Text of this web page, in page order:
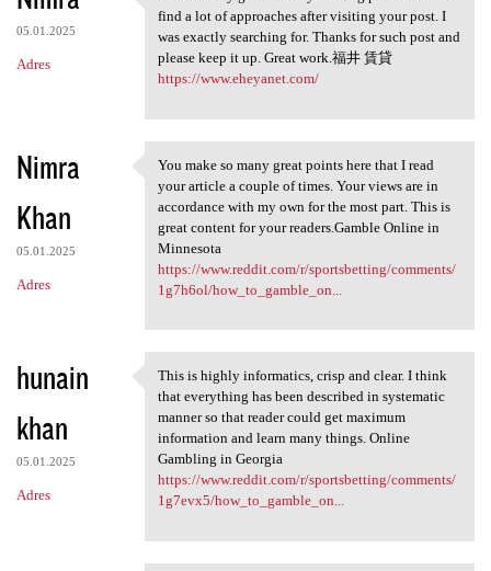
05.01.2025
Adres
We are really grateful for
find a lot of approaches after visiting your post. I
was exactly searching for. Thanks for such post and
please keep it up. Great work.福井 賃貸
https://www.eheyanet.com/
Nimra
Khan
05.01.2025
Adres
You make so many great points
You make so many great points here that I read
your article a couple of times. Your views are in
accordance with my own for the most part. This is
great content for your readers.Gamble Online in
Minnesota
https://www.reddit.com/r/sportsbetting/comments/
1g7h6ol/how_to_gamble_on...
hunain
khan
05.01.2025
Adres
This is highly informatics,
This is highly informatics, crisp and clear. I think
that everything has been described in systematic
manner so that reader could get maximum
information and learn many things. Online
Gambling in Georgia
https://www.reddit.com/r/sportsbetting/comments/
1g7evx5/how_to_gamble_on...